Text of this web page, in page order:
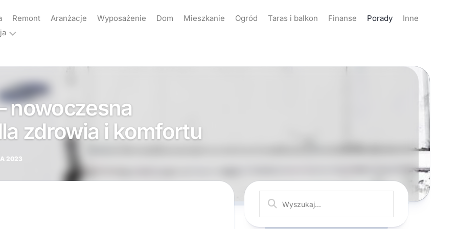
Remont Aranżacje Wyposażenie Dom Mieszkanie Ogród Taras i balkon Finanse Porady
Inne
nowoczesna
zdrowia i komfortu
2023